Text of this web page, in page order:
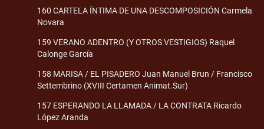
160 CARTELA ÍNTIMA DE UNA DESCOMPOSICIÓN Carmela
Novara
159 VERANO ADENTRO (Y OTROS VESTIGIOS) Raquel
Calonge García
158 MARISA / EL PISADERO Juan Manuel Brun / Francisco
Settembrino (XVIII Certamen Animat.Sur)
157 ESPERANDO LA LLAMADA / LA CONTRATA Ricardo
López Aranda